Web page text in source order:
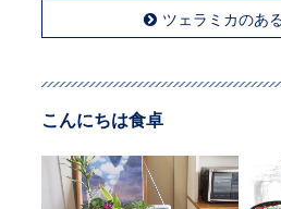
ツェラミカのあ
こんにちは食卓